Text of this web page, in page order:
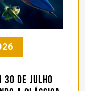
30 de julho